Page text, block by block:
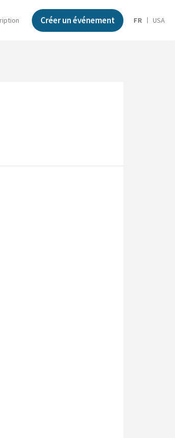
Créer un événement FR USA